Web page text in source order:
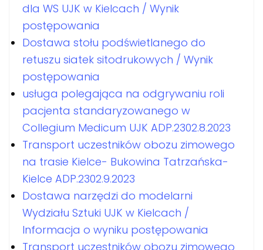
dla WS UJK w Kielcach / Wynik
postępowania
Dostawa stołu podświetlanego do
retuszu siatek sitodrukowych / Wynik
postępowania
usługa polegająca na odgrywaniu roli
pacjenta standaryzowanego w
Collegium Medicum UJK ADP.2302.8.2023
Transport uczestników obozu zimowego
na trasie Kielce- Bukowina Tatrzańska-
Kielce ADP.2302.9.2023
Dostawa narzędzi do modelarni
Wydziału Sztuki UJK w Kielcach /
Informacja o wyniku postępowania
Transport uczestników obozu zimowego